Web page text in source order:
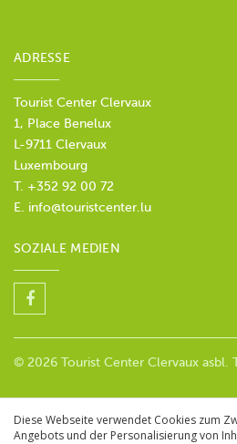
ADRESSE
Tourist Center Clervaux
1, Place Benelux
L-9711 Clervaux
Luxembourg
T. +352 92 00 72
E. info@touristcenter.lu
SOZIALE MEDIEN
© 2026 Tourist Center Clervaux asbl.
Diese Webseite verwendet Cookies zum
Angebots und der Personalisierung von